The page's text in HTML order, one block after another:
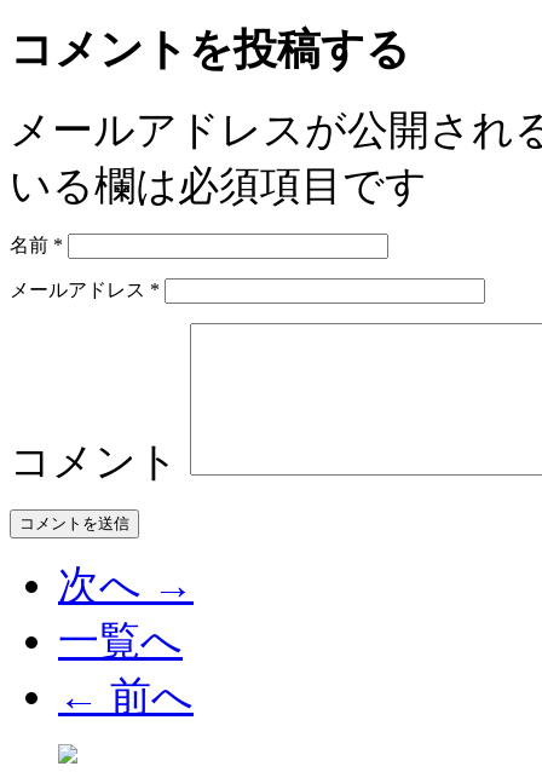
コメントを投稿する
メールアドレスが公開され
いる欄は必須項目です
名前 *
メールアドレス *
コメント
次へ →
一覧へ
← 前へ